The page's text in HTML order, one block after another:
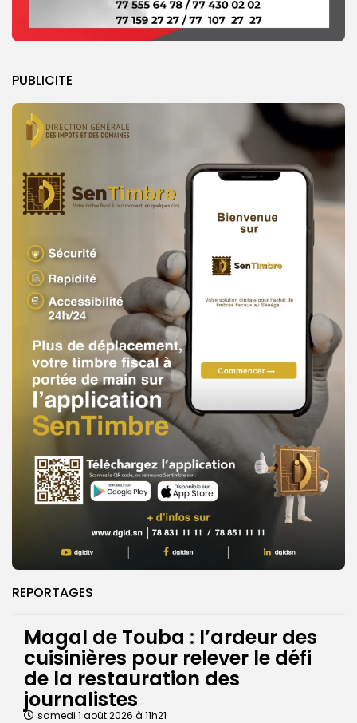
PUBLICITE
REPORTAGES
Magal de Touba : l’ardeur des
cuisinières pour relever le défi
de la restauration des
journalistes
samedi 1 août 2026 à 11h21